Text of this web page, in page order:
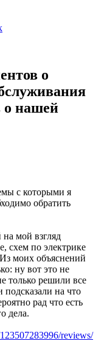
о
о нашей
с которыми я
обратить
мой взгляд
схем по электрике
моих объяснений
ну вот это не
только решили все
на что
рад что есть
дела.
reviews/